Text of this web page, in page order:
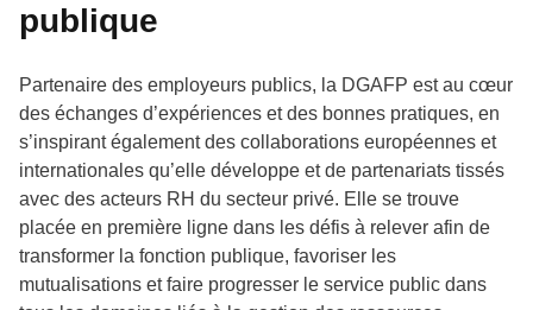
publique
Partenaire des employeurs publics, la DGAFP est au cœur
des échanges d’expériences et des bonnes pratiques, en
s’inspirant également des collaborations européennes et
internationales qu’elle développe et de partenariats tissés
avec des acteurs RH du secteur privé. Elle se trouve
placée en première ligne dans les défis à relever afin de
transformer la fonction publique, favoriser les
mutualisations et faire progresser le service public dans